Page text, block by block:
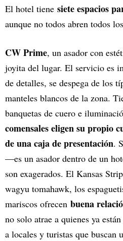
El hotel tiene siete espacios
aunque no todos abren todos
CW Prime, un asador con
joyita del lugar. El servicio es
de detalles, se despega de los
manteles blancos de la zona.
banquetas de cuero e
comensales eligen su propio
de una caja de presentación.
—es un asador dentro de un
son exagerados. El Kansas
wagyu tomahawk, los
mariscos ofrecen buena
no solo atrae a quienes ya
a locales y turistas que buscan